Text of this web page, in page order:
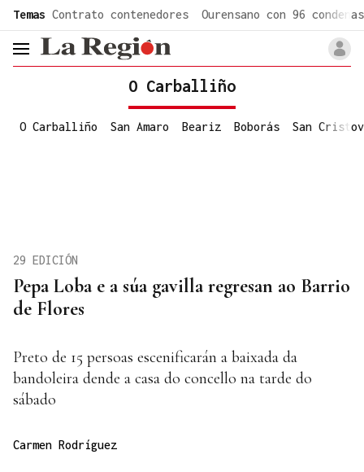
Temas Contrato contenedores Ourensano con 96 condenas
header.menu.open
O Carballiño
O Carballiño San Amaro Beariz Boborás San
Pepa Loba e a súa gavilla regresan ao Barrio
de Flores
29 EDICIÓN
Preto de 15 persoas escenificarán a baixada da
bandoleira dende a casa do concello na tarde do
sábado
Carmen Rodríguez